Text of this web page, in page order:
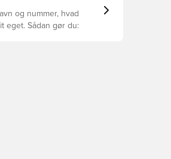
og nummer, hvad
eget. Sådan gør du: